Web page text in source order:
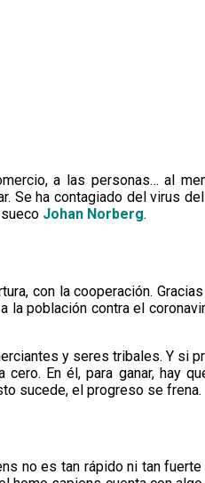
a las personas… al
Se ha contagiado del virus
Johan Norberg.
con la cooperación.
población contra el
y seres tribales. Y si
En él, para ganar, hay
sucede, el progreso se frena.
no es tan rápido ni tan